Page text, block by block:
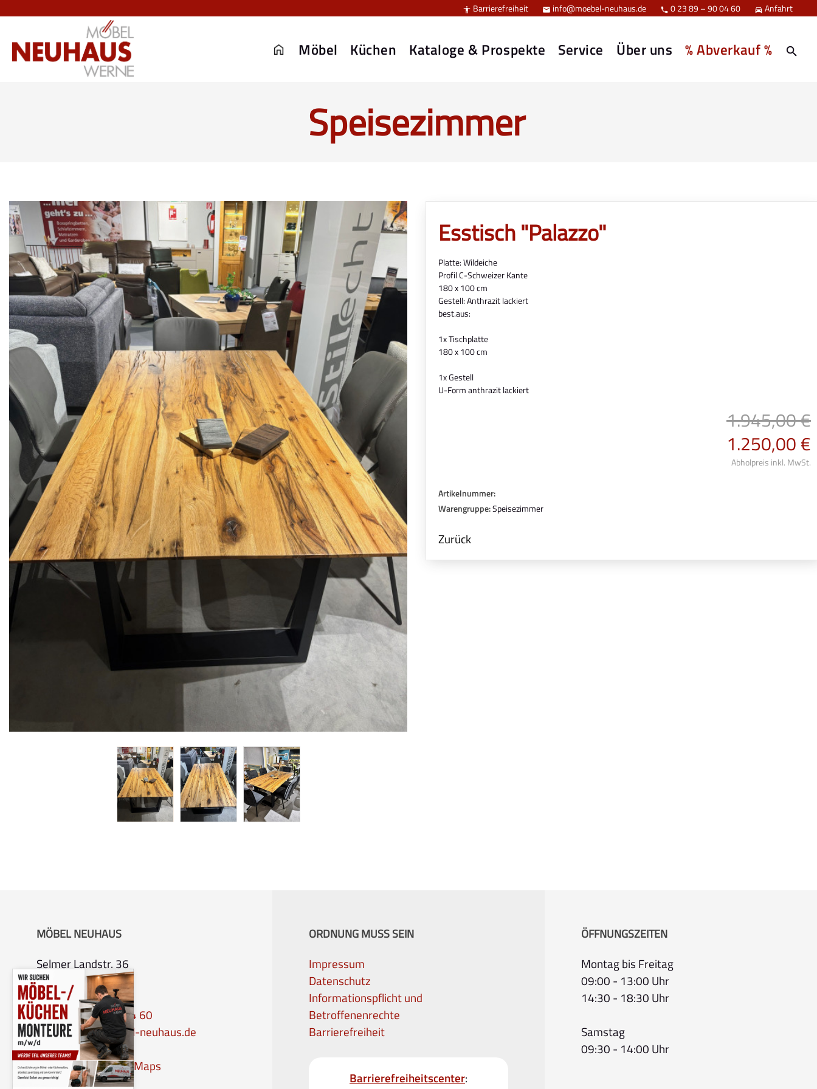
 Barrierefreiheit  info@moebel-neuhaus.de  0 23 89 – 90 04 60  Anfahrt
Möbel Küchen Kataloge & Prospekte Service Über uns % Abverkauf %
Speisezimmer
Esstisch "Palazzo"
Platte: Wildeiche
Profil C-Schweizer Kante
180 x 100 cm
Gestell: Anthrazit lackiert
best.aus:
1x Tischplatte
180 x 100 cm
1x Gestell
U-Form anthrazit lackiert
1.945,00 €
1.250,00 €
Abholpreis inkl. MwSt.
Artikelnummer:
Warengruppe:Speisezimmer
Zurück
MÖBEL NEUHAUS
Selmer Landstr. 36
59368 Werne
Tel.:0 23 89 – 90 04 60
Email:info@moebel-neuhaus.de
Anfahrt per Google-Maps
ORDNUNG MUSS SEIN
Impressum
Datenschutz
Informationspflicht und
Betroffenenrechte
Barrierefreiheit
Barrierefreiheitscenter:
ÖFFNUNGSZEITEN
Montag bis Freitag
09:00 - 13:00 Uhr
14:30 - 18:30 Uhr
Samstag
09:30 - 14:00 Uhr